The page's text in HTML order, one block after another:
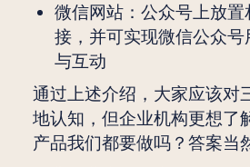
微信网站：公众号上放
接，并可实现微信公众
与互动
通过上述介绍，大家应该对
地认知，但企业机构更想了
产品我们都要做吗？答案当